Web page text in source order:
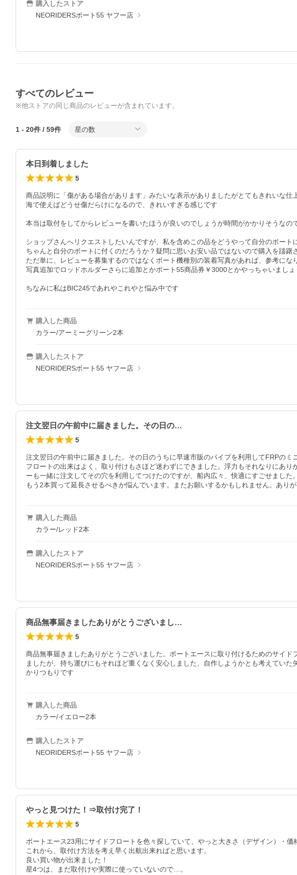
購入したストア
NEORIDERSボート55 ヤフー店
すべてのレビュー
※他ストアの同じ商品のレビューが含まれています。
1 - 20件 / 59件 星の数
本日到着しました
5
商品説明に「傷がある場合があります」みたいな表示がありましたがとてもきれいな仕
海で使えばどうせ傷だらけになるので、きれいすぎる感じです
本当は取付をしてからレビューを書いたほうが良いのでしょうが時間がかかりそうなの
ショップさんへリクエストしたいんですが、私を含めこの品をどうやって自分のボート
ちゃんと自分のボートに付くのだろうか？疑問に思いお安い品ではないので購入を躊躇
ただ単に、レビューを募集するのではなくボート機種別の装着写真があれば、参考にな
写真追加でロッドホルダーさらに追加とかボート55商品券￥3000とかやっちゃいましょ
ちなみに私はBIC245であれやこれやと悩み中です
購入した商品
カラー/アーミーグリーン2本
購入したストア
NEORIDERSボート55 ヤフー店
注文翌日の午前中に届きました。その日の…
5
注文翌日の午前中に届きました。その日のうちに早速市販のパイプを利用してFRPのミ
フロートの出来はよく、取り付けもさほど迷わずにできました。浮力もそれなりにあ
ーも一緒に注文してその穴を利用してつけたのですが、船内広々、快適にすごせました
もう2本買って延長させるべきか悩んでいます。またお願いするかもしれません。ありが
購入した商品
カラー/レッド2本
購入したストア
NEORIDERSボート55 ヤフー店
商品無事届きましたありがとうございまし…
5
商品無事届きましたありがとうございました。ボートエースに取り付けるためのサイ
ましたが、持ち運びにもそれほど重くなく安心しました、自作しようかとも考えてい
かりつもりです
購入した商品
カラー/イエロー2本
購入したストア
NEORIDERSボート55 ヤフー店
やっと見つけた！⇒取付け完了！
5
ボートエース23用にサイドフロートを色々探していて、やっと大きさ（デザイン）・価
これから、取付け方法を考え早く出航出来ればと思います。
良い買い物が出来ました！
星4つは、まだ取付けや実際に使っていないので…。